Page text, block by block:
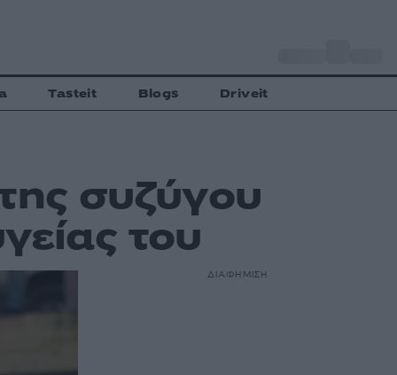
Tasteit Blogs Driveit
συζύγου
του
ΔΙΑΦΗΜΙΣΗ